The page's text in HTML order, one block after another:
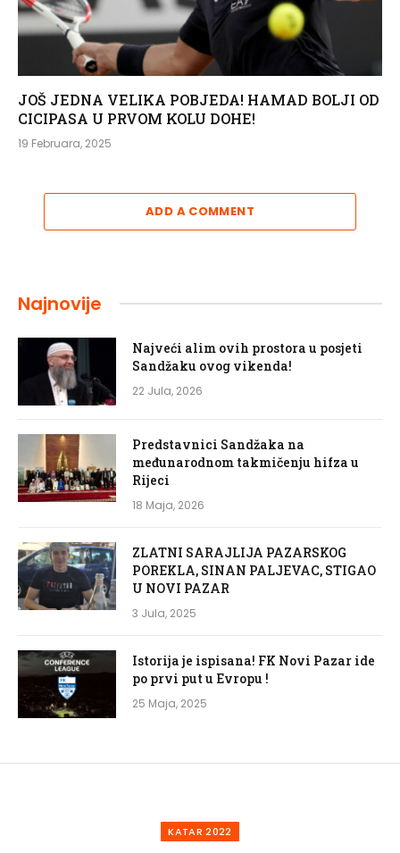
JOŠ JEDNA VELIKA POBJEDA! HAMAD BOLJI OD
CICIPASA U PRVOM KOLU DOHE!
19 Februara, 2025
ADD A COMMENT
Najnovije
Najveći alim ovih prostora u posjeti
Sandžaku ovog vikenda!
22 Jula, 2026
Predstavnici Sandžaka na
međunarodnom takmičenju hifza u
Rijeci
18 Maja, 2026
ZLATNI SARAJLIJA PAZARSKOG
POREKLA, SINAN PALJEVAC, STIGAO
U NOVI PAZAR
3 Jula, 2025
Istorija je ispisana! FK Novi Pazar ide
po prvi put u Evropu !
25 Maja, 2025
KATAR 2022